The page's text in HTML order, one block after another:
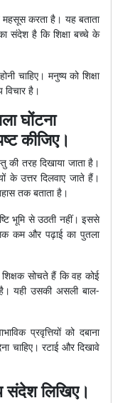
करता है। यह बताता
संदेश है कि शिक्षा बच्चे के
चाहिए। मनुष्य को शिक्षा
है।
घोंटना
कीजिए।
की तरह दिखाया जाता है।
उत्तर दिलवाए जाते हैं।
तक बताता है।
भूमि से उठती नहीं। इससे
कम और पढ़ाई का पुतला
सोचते हैं कि वह कोई
यही उसकी असली बाल-
प्रवृत्तियों को दबाना
चाहिए। रटाई और दिखावे
संदेश लिखिए।